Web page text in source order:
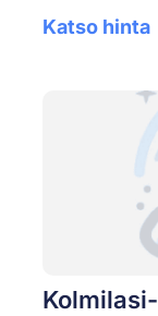
Katso hinta